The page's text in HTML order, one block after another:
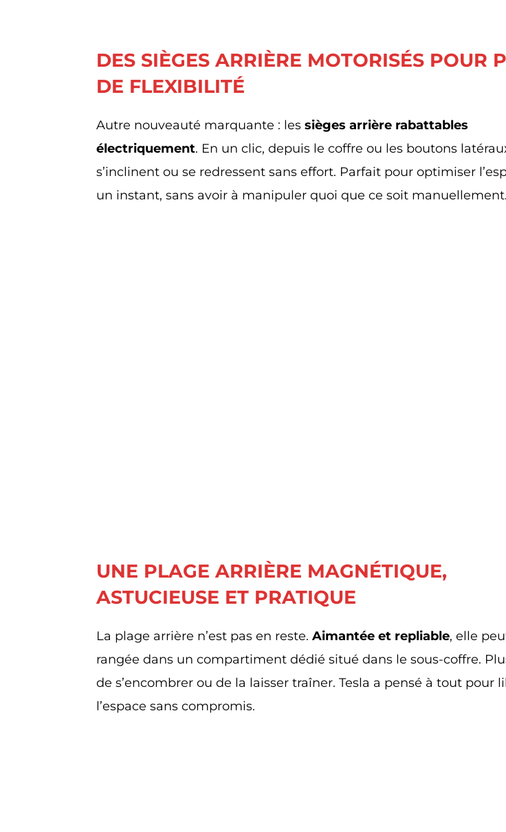
DES SIÈGES ARRIÈRE MOTORISÉS POUR
DE FLEXIBILITÉ
Autre nouveauté marquante : les sièges arrière rabattables
électriquement. En un clic, depuis le coffre ou les boutons
s’inclinent ou se redressent sans effort. Parfait pour optimiser
un instant, sans avoir à manipuler quoi que ce soit manuellement.
UNE PLAGE ARRIÈRE MAGNÉTIQUE,
ASTUCIEUSE ET PRATIQUE
La plage arrière n’est pas en reste. Aimantée et repliable, elle
rangée dans un compartiment dédié situé dans le sous-coffre.
de s’encombrer ou de la laisser traîner. Tesla a pensé à tout pour
l’espace sans compromis.